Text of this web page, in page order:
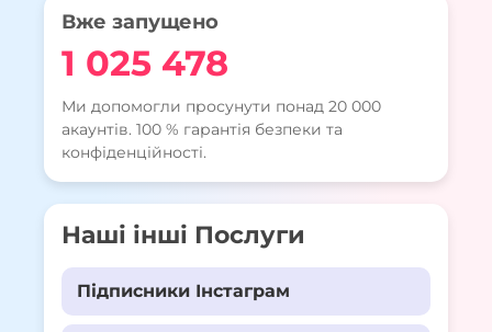
Вже запущено
1 025 478
Ми допомогли просунути понад 20 000
акаунтів. 100 % гарантія безпеки та
конфіденційності.
Наші інші Послуги
Підписники Інстаграм